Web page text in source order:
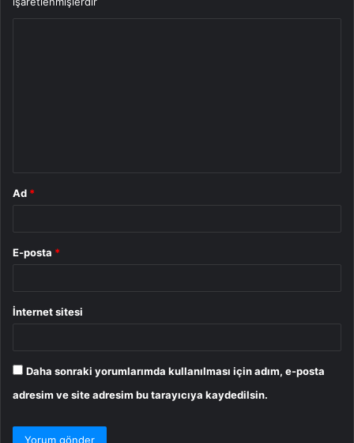
Ad *
E-posta *
İnternet sitesi
Daha sonraki yorumlarımda kullanılması için adım, e-posta
adresim ve site adresim bu tarayıcıya kaydedilsin.